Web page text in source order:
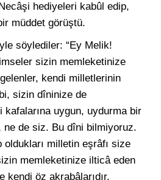
hediyeleri kabûl edip,
müddet görüştü.
söylediler: “Ey Melik!
sizin memleketinize
kendi milletlerinin
sizin dîninize de
kafalarına uygun, uydurma bir
ne de siz. Bu dîni bilmiyoruz.
oldukları milletin eşrâfı size
memleketinize ilticâ eden
kendi öz akrabâlarıdır.